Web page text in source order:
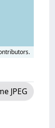
JPEG